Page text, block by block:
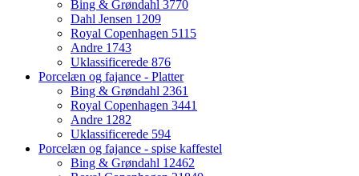
Bing & Grøndahl 3770
Dahl Jensen 1209
Royal Copenhagen 5115
Andre 1743
Uklassificerede 876
Porcelæn og fajance - Platter
Bing & Grøndahl 2361
Royal Copenhagen 3441
Andre 1282
Uklassificerede 594
Porcelæn og fajance - spise kaffestel
Bing & Grøndahl 12462